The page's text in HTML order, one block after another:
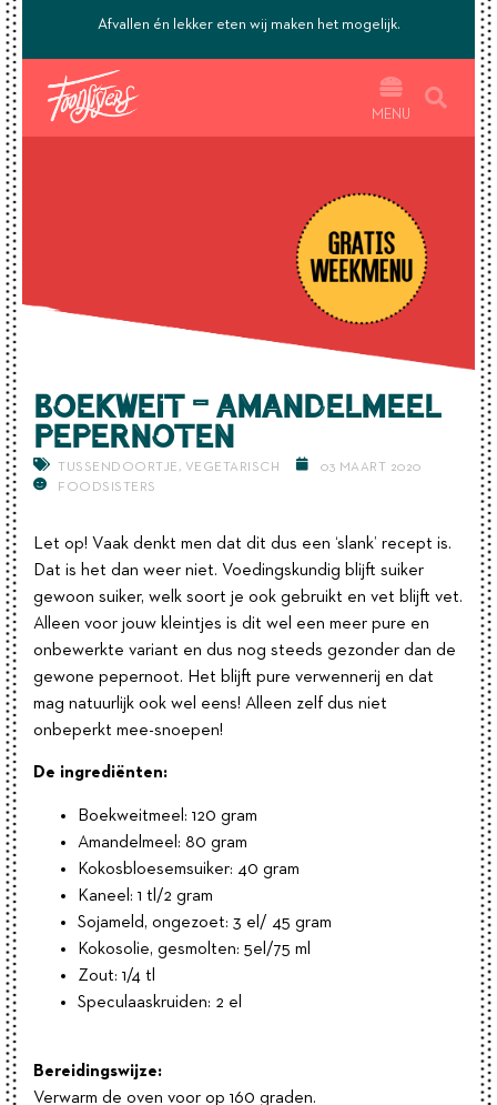
Afvallen én lekker eten wij maken het mogelijk.
MENU
Boekweit – Amandelmeel
Pepernoten
TUSSENDOORTJE , VEGETARISCH
03 MAART 2020
FOODSISTERS
Let op! Vaak denkt men dat dit dus een ‘slank’ recept is.
Dat is het dan weer niet. Voedingskundig blijft suiker
gewoon suiker, welk soort je ook gebruikt en vet blijft vet.
Alleen voor jouw kleintjes is dit wel een meer pure en
onbewerkte variant en dus nog steeds gezonder dan de
gewone pepernoot. Het blijft pure verwennerij en dat
mag natuurlijk ook wel eens! Alleen zelf dus niet
onbeperkt mee-snoepen!
De ingrediënten:
Boekweitmeel: 120 gram
Amandelmeel: 80 gram
Kokosbloesemsuiker: 40 gram
Kaneel: 1 tl/2 gram
Sojameld, ongezoet: 3 el/ 45 gram
Kokosolie, gesmolten: 5el/75 ml
Zout: 1/4 tl
Speculaaskruiden: 2 el
Bereidingswijze:
Verwarm de oven voor op 160 graden.